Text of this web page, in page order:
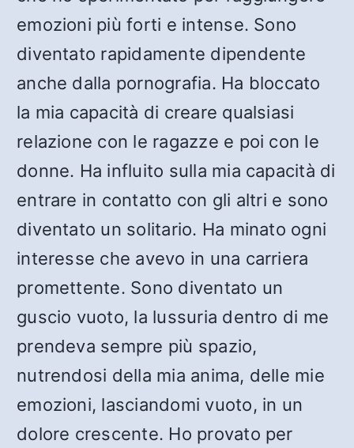
emozioni più forti e intense. Sono
diventato rapidamente dipendente
anche dalla pornografia. Ha bloccato
la mia capacità di creare qualsiasi
relazione con le ragazze e poi con le
donne. Ha influito sulla mia capacità di
entrare in contatto con gli altri e sono
diventato un solitario. Ha minato ogni
interesse che avevo in una carriera
promettente. Sono diventato un
guscio vuoto, la lussuria dentro di me
prendeva sempre più spazio,
nutrendosi della mia anima, delle mie
emozioni, lasciandomi vuoto, in un
dolore crescente. Ho provato per